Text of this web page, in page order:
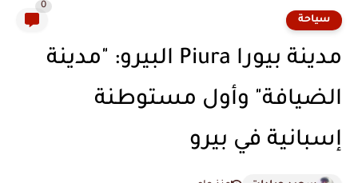
سياحة
0
مدينة بيورا Piura البيرو: "مدينة
الضيافة" وأول مستوطنة
إسبانية في بيرو